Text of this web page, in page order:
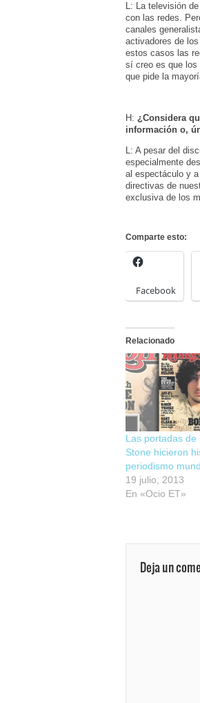
L: La televisión
con las redes.
canales
activadores de
estos casos las
sí creo es que los
que pide la
H: ¿Considera
información o,
L: A pesar del
especialmente
al espectáculo y
directivas de
exclusiva de los
Comparte esto:
Facebook
Relacionado
Las portadas de
Stone hicieron
periodismo
19 julio, 2013
En «Ocio ET»
Deja un